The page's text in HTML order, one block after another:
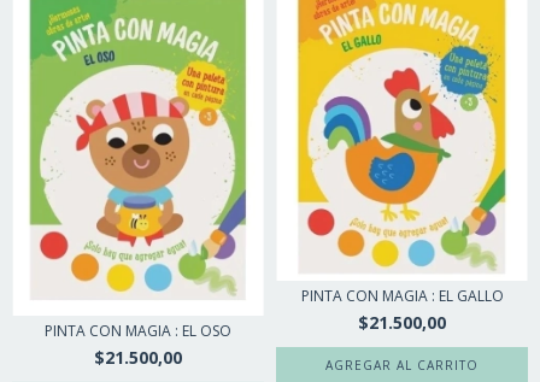
PINTA CON MAGIA : EL OSO
$21.500,00
PINTA CON MAGIA : EL GALLO
$21.500,00